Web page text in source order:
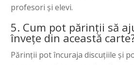
profesori și elevi.
5. Cum pot părinții să
învețe din această
Părinții pot încuraja discuțiile și